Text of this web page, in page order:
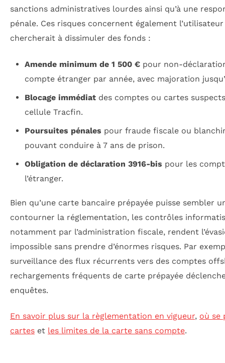
sanctions administratives lourdes ainsi qu’à une
pénale. Ces risques concernent également
chercherait à dissimuler des fonds :
Amende minimum de 1 500 €pour non-
compte étranger par année, avec majoration
Blocage immédiatdes comptes ou cartes
cellule Tracfin.
Poursuites pénales pour fraude fiscale ou
pouvant conduire à 7 ans de prison.
Obligation de déclaration 3916-bis pour les
l’étranger.
Bien qu’une carte bancaire prépayée puisse sembler
contourner la réglementation, les contrôles
notamment par l’administration fiscale, rendent
impossible sans prendre d’énormes risques. Par
surveillance des flux récurrents vers des comptes
rechargements fréquents de carte prépayée
enquêtes.
En savoir plus sur la règlementation en vigueur, où se
cartes et les limites de la carte sans compte.